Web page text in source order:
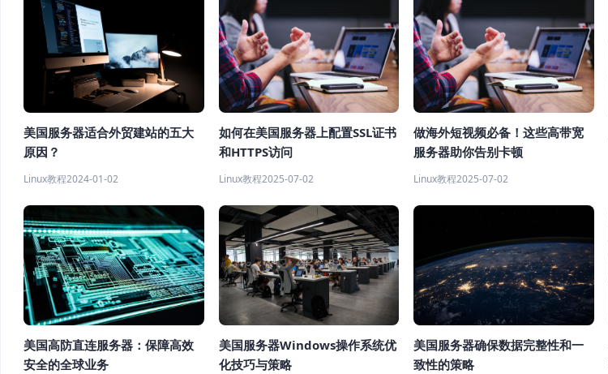
美国服务器适合外贸建站的五大
原因？
Linux教程2024-01-02
如何在美国服务器上配置SSL证书
和HTTPS访问
Linux教程2025-07-02
做海外短视频必备！这些高带宽
服务器助你告别卡顿
Linux教程2025-07-02
美国高防直连服务器：保障高效
安全的全球业务
美国服务器Windows操作系统优
化技巧与策略
美国服务器确保数据完整性和一
致性的策略